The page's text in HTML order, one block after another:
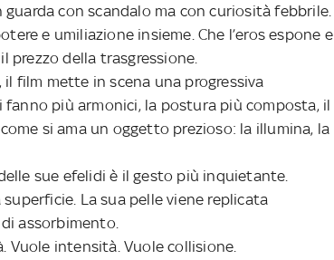
con scandalo ma con curiosità febbrile.
e umiliazione insieme. Che l’eros espone e
prezzo della trasgressione.
film mette in scena una progressiva
più armonici, la postura più composta, il
si ama un oggetto prezioso: la illumina, la
sue efelidi è il gesto più inquietante.
La sua pelle viene replicata
assorbimento.
intensità. Vuole collisione.